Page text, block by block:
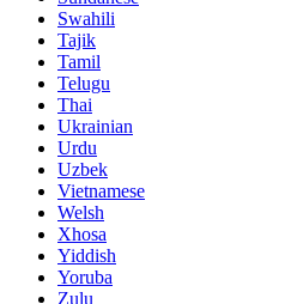
Swahili
Tajik
Tamil
Telugu
Thai
Ukrainian
Urdu
Uzbek
Vietnamese
Welsh
Xhosa
Yiddish
Yoruba
Zulu